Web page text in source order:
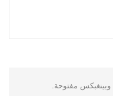
وبينغبكس مفتوحة.